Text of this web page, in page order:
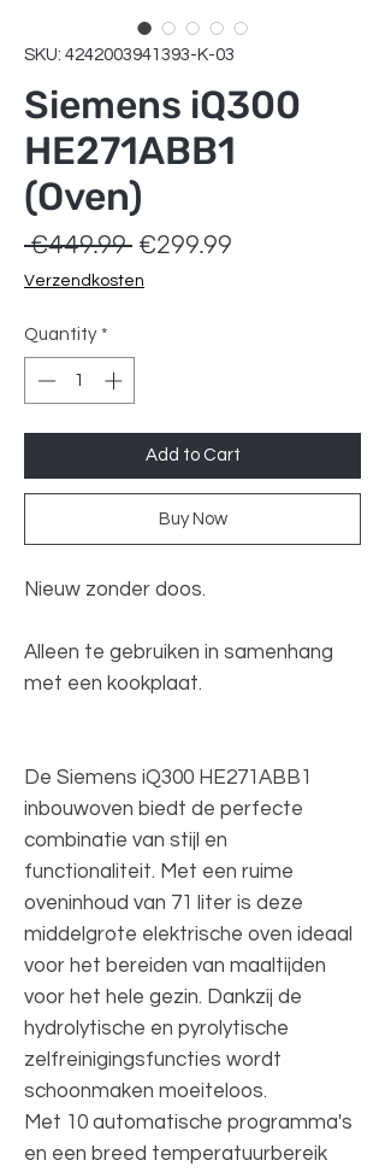
SKU: 4242003941393-K-03
Siemens iQ300
HE271ABB1
(Oven)
€449.99 Regular
Price
€299.99
Verzendkosten
Quantity *
Add to Cart
Buy Now
Nieuw zonder doos.
Alleen te gebruiken in samenhang
met een kookplaat.
De Siemens iQ300 HE271ABB1
inbouwoven biedt de perfecte
combinatie van stijl en
functionaliteit. Met een ruime
oveninhoud van 71 liter is deze
middelgrote elektrische oven ideaal
voor het bereiden van maaltijden
voor het hele gezin. Dankzij de
hydrolytische en pyrolytische
zelfreinigingsfuncties wordt
schoonmaken moeiteloos.
Met 10 automatische programma's
en een breed temperatuurbereik